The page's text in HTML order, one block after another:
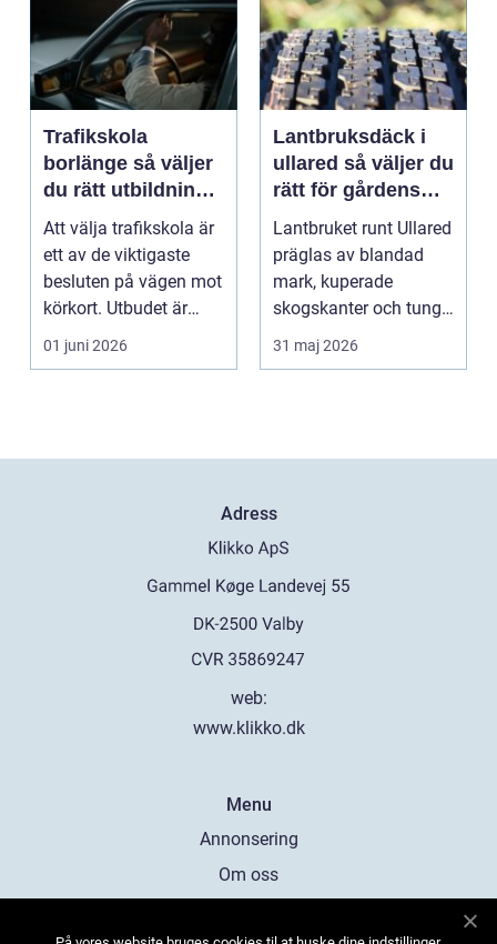
Trafikskola
borlänge så väljer
du rätt utbildning
mot körkort
Att välja trafikskola är
ett av de viktigaste
besluten på vägen mot
körkort. Utbudet är
stort, prise...
01 juni 2026
Lantbruksdäck i
ullared så väljer du
rätt för gårdens
behov
Lantbruket runt Ullared
präglas av blandad
mark, kuperade
skogskanter och tunga
arbetsmoment.
Däckva...
31 maj 2026
Adress
web:
www.klikko.dk
Menu
Annonsering
Om oss